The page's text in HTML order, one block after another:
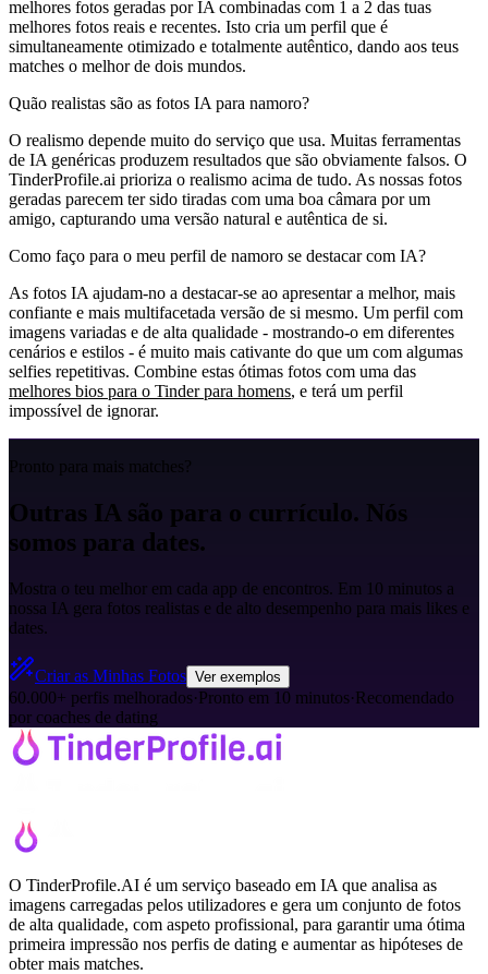
melhores fotos geradas por IA combinadas com 1 a 2 das tuas
melhores fotos reais e recentes. Isto cria um perfil que é
simultaneamente otimizado e totalmente autêntico, dando aos teus
matches o melhor de dois mundos.
Quão realistas são as fotos IA para namoro?
O realismo depende muito do serviço que usa. Muitas ferramentas
de IA genéricas produzem resultados que são obviamente falsos. O
TinderProfile.ai prioriza o realismo acima de tudo. As nossas fotos
geradas parecem ter sido tiradas com uma boa câmara por um
amigo, capturando uma versão natural e autêntica de si.
Como faço para o meu perfil de namoro se destacar com IA?
As fotos IA ajudam-no a destacar-se ao apresentar a melhor, mais
confiante e mais multifacetada versão de si mesmo. Um perfil com
imagens variadas e de alta qualidade - mostrando-o em diferentes
cenários e estilos - é muito mais cativante do que um com algumas
selfies repetitivas. Combine estas ótimas fotos com uma das
melhores bios para o Tinder para homens, e terá um perfil
impossível de ignorar.
Pronto para mais matches?
Outras IA são para o currículo. Nós
somos para dates.
Mostra o teu melhor em cada app de encontros. Em 10 minutos a
nossa IA gera fotos realistas e de alto desempenho para mais likes e
dates.
Criar as Minhas Fotos Ver exemplos
60.000+ perfis melhorados·Pronto em 10 minutos·Recomendado
por coaches de dating
O TinderProfile.AI é um serviço baseado em IA que analisa as
imagens carregadas pelos utilizadores e gera um conjunto de fotos
de alta qualidade, com aspeto profissional, para garantir uma ótima
primeira impressão nos perfis de dating e aumentar as hipóteses de
obter mais matches.